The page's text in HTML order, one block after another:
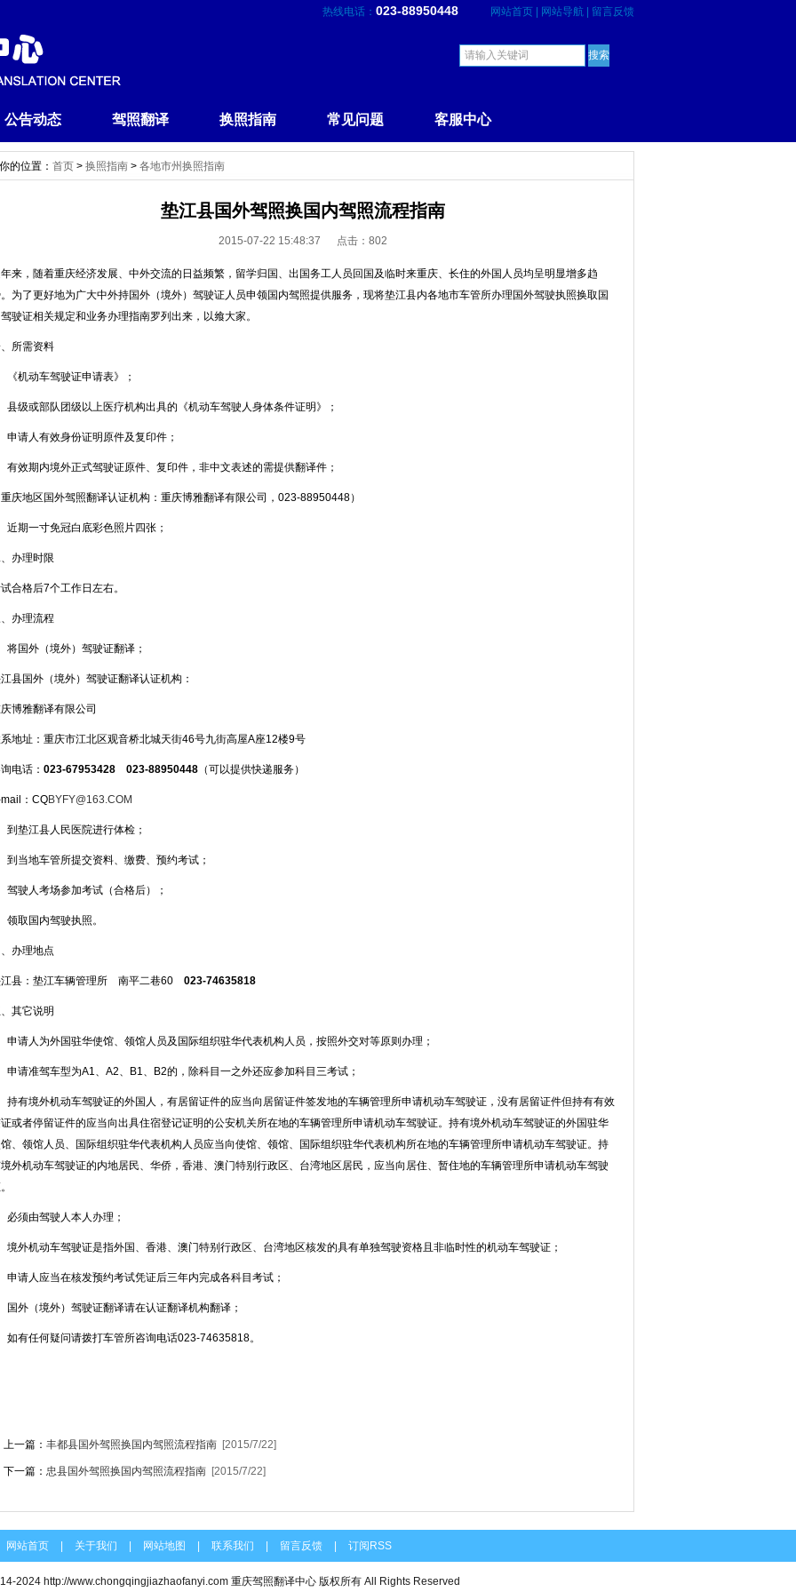
热线电话： 023-88950448 网站首页 网站导航 留言反馈
公告动态 驾照翻译 换照指南 常见问题 客服中心
你的位置： 首页 > 换照指南 > 各地市州换照指南
垫江县国外驾照换国内驾照流程指南
2015-07-22 15:48:37 点击： 802
来，随着重庆经济发展、中外交流的日益频繁，留学归国、出国务工人员回国及临时来重庆、长住的外国人员均呈明显增多趋
为了更好地为广大中外持国外（境外）驾驶证人员申领国内驾照提供服务，现将垫江县内各地市车管所办理国外驾驶执照换取国
驶证相关规定和业务办理指南罗列出来，以飨大家。
所需资料
《机动车驾驶证申请表》；
县级或部队团级以上医疗机构出具的《机动车驾驶人身体条件证明》；
申请人有效身份证明原件及复印件；
有效期内境外正式驾驶证原件、复印件，非中文表述的需提供翻译件；
庆地区国外驾照翻译认证机构：重庆博雅翻译有限公司，023-88950448）
近期一寸免冠白底彩色照片四张；
办理时限
合格后7个工作日左右。
办理流程
将国外（境外）驾驶证翻译；
县国外（境外）驾驶证翻译认证机构：
博雅翻译有限公司
地址：重庆市江北区观音桥北城天街46号九街高屋A座12楼9号
电话： 023-67953428 023-88950448 （可以提供快递服务）
：CQBYFY@163.COM
到垫江县人民医院进行体检；
到当地车管所提交资料、缴费、预约考试；
驾驶人考场参加考试（合格后）；
领取国内驾驶执照。
办理地点
县：垫江车辆管理所 南平二巷60 023-74635818
其它说明
申请人为外国驻华使馆、领馆人员及国际组织驻华代表机构人员，按照外交对等原则办理；
申请准驾车型为A1、A2、B1、B2的，除科目一之外还应参加科目三考试；
持有境外机动车驾驶证的外国人，有居留证件的应当向居留证件签发地的车辆管理所申请机动车驾驶证，没有居留证件但持有有效
或者停留证件的应当向出具住宿登记证明的公安机关所在地的车辆管理所申请机动车驾驶证。持有境外机动车驾驶证的外国驻华
、领馆人员、国际组织驻华代表机构人员应当向使馆、领馆、国际组织驻华代表机构所在地的车辆管理所申请机动车驾驶证。持
外机动车驾驶证的内地居民、华侨，香港、澳门特别行政区、台湾地区居民，应当向居住、暂住地的车辆管理所申请机动车驾驶
必须由驾驶人本人办理；
境外机动车驾驶证是指外国、香港、澳门特别行政区、台湾地区核发的具有单独驾驶资格且非临时性的机动车驾驶证；
申请人应当在核发预约考试凭证后三年内完成各科目考试；
国外（境外）驾驶证翻译请在认证翻译机构翻译；
如有任何疑问请拨打车管所咨询电话023-74635818。
上一篇： 丰都县国外驾照换国内驾照流程指南 [2015/7/22]
下一篇： 忠县国外驾照换国内驾照流程指南 [2015/7/22]
网站首页 关于我们 网站地图 联系我们 留言反馈 订阅RSS
2024 http://www.chongqingjiazhaofanyi.com 重庆驾照翻译中心 版权所有 All Rights Reserved